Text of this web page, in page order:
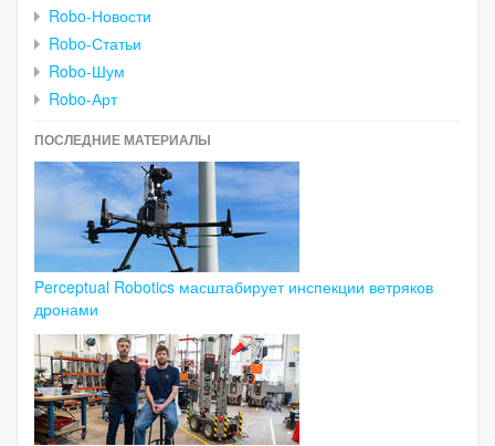
Robo-Новости
Robo-Статьи
Robo-Шум
Robo-Арт
ПОСЛЕДНИЕ МАТЕРИАЛЫ
Perceptual Robotics масштабирует инспекции ветряков
дронами